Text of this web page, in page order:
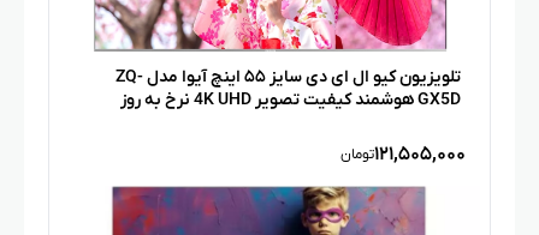
تلویزیون کیو ال ای دی سایز ۵۵ اینچ آیوا مدل ZQ-
GX5D هوشمند کیفیت تصویر 4K UHD نرخ به روز
۱۲۱,۵۰۵,۰۰۰تومان